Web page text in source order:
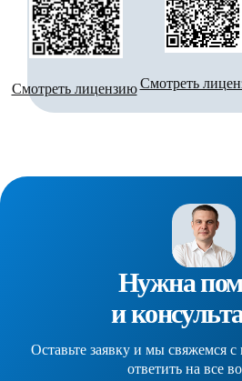
Смотреть лицензию Смотреть
Нужна
и
Оставьте заявку и мы свяжемся
ответить на все